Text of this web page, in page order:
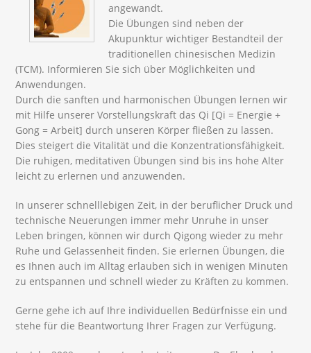
angewandt.
Die Übungen sind neben der
Akupunktur wichtiger Bestandteil der
traditionellen chinesischen Medizin
(TCM). Informieren Sie sich über Möglichkeiten und
Anwendungen.
Durch die sanften und harmonischen Übungen lernen wir
mit Hilfe unserer Vorstellungskraft das Qi [Qi = Energie +
Gong = Arbeit] durch unseren Körper fließen zu lassen.
Dies steigert die Vitalität und die Konzentrationsfähigkeit.
Die ruhigen, meditativen Übungen sind bis ins hohe Alter
leicht zu erlernen und anzuwenden.
In unserer schnelllebigen Zeit, in der beruflicher Druck und
technische Neuerungen immer mehr Unruhe in unser
Leben bringen, können wir durch Qigong wieder zu mehr
Ruhe und Gelassenheit finden. Sie erlernen Übungen, die
es Ihnen auch im Alltag erlauben sich in wenigen Minuten
zu entspannen und schnell wieder zu Kräften zu kommen.
Gerne gehe ich auf Ihre individuellen Bedürfnisse ein und
stehe für die Beantwortung Ihrer Fragen zur Verfügung.